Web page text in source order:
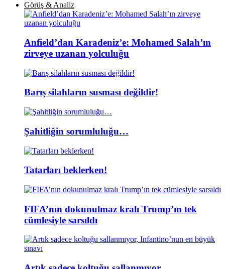
Görüş & Analiz
Anfield’dan Karadeniz’e: Mohamed Salah’ın
zirveye uzanan yolculuğu
Barış silahların susması değildir!
Şahitliğin sorumluluğu…
Tatarları beklerken!
FIFA’nın dokunulmaz kralı Trump’ın tek
cümlesiyle sarsıldı